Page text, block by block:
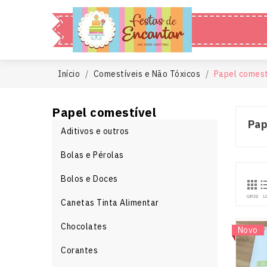
Início Comestíveis e Não Tóxicos Papel
Papel comestível
Aditivos e outros
Bolas e Pérolas
Bolos e Doces
Canetas Tinta Alimentar
Chocolates
Corantes

GRID
Novo